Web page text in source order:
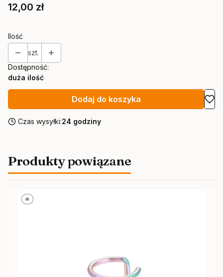
Cena
12,00 zł
Ilość
szt.
Dostępność:
duża ilość
Dodaj do koszyka
Czas wysyłki:24 godziny
Produkty powiązane
🔥